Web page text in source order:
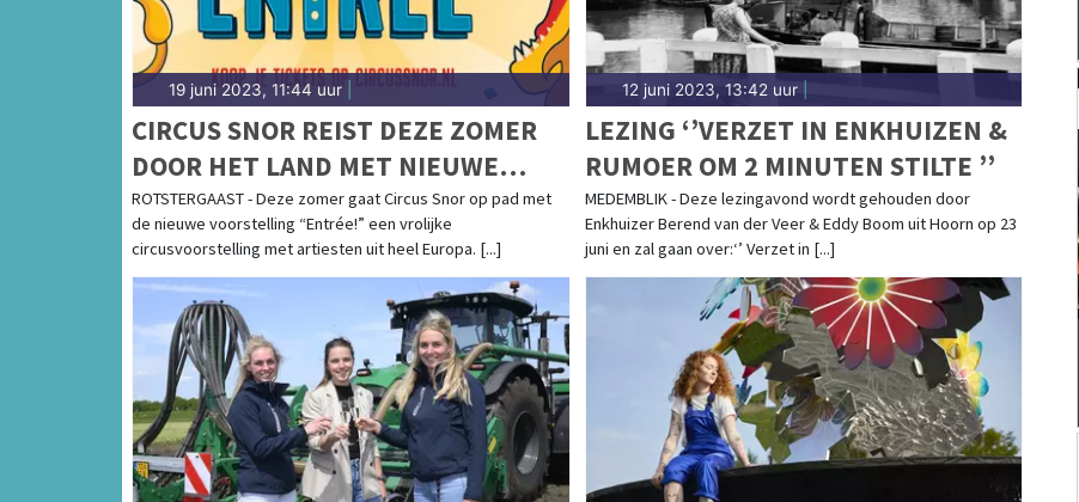
19 juni 2023, 11:44 uur
CIRCUS SNOR REIST DEZE ZOMER
DOOR HET LAND MET NIEUWE
SHOW ENTRÉE!
ROTSTERGAAST - Deze zomer gaat Circus Snor op pad met
de nieuwe voorstelling “Entrée!” een vrolijke
circusvoorstelling met artiesten uit heel Europa. [...]
12 juni 2023, 13:42 uur|
LEZING ‘’VERZET IN ENKHUIZEN &
RUMOER OM 2 MINUTEN STILTE ’’
MEDEMBLIK - Deze lezingavond wordt gehouden door
Enkhuizer Berend van der Veer & Eddy Boom uit Hoorn op 23
juni en zal gaan over:‘’ Verzet in [...]